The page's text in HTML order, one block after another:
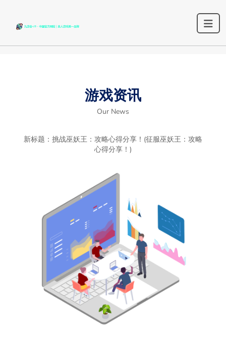
游戏资讯
Our News
新标题：挑战巫妖王：攻略心得分享！(征服巫妖王：攻略
心得分享！)